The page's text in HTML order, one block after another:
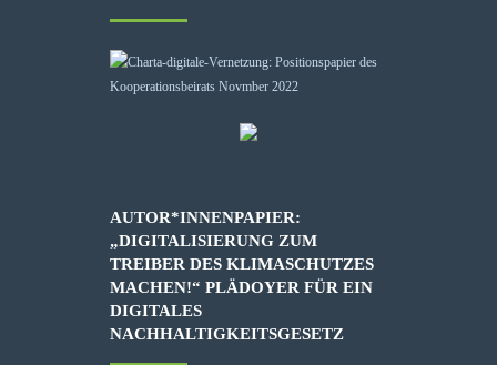
AUTOR*INNENPAPIER:
„DIGITALISIERUNG ZUM
TREIBER DES KLIMASCHUTZES
MACHEN!“ PLÄDOYER FÜR EIN
DIGITALES
NACHHALTIGKEITSGESETZ